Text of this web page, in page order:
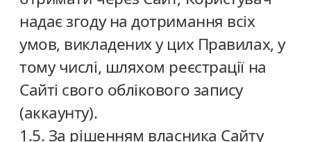
надає згоду на дотримання всіх
умов, викладених у цих Правилах, у
тому числі, шляхом реєстрації на
Сайті свого облікового запису
(аккаунту).
1.5. За рішенням власника Сайту